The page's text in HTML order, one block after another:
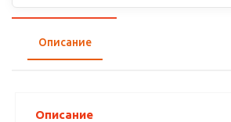
Описание
Описание